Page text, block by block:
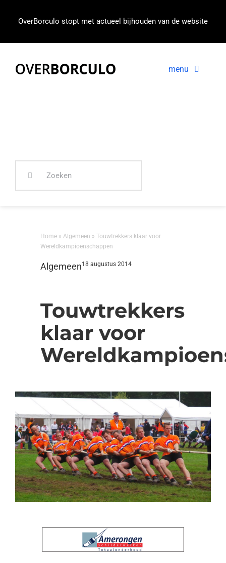
OverBorculo stopt met actueel bijhouden van de website
menu
Home »Algemeen »Touwtrekkers klaar voor
Wereldkampioenschappen
Algemeen18 augustus 2014
Touwtrekkers
klaar voor